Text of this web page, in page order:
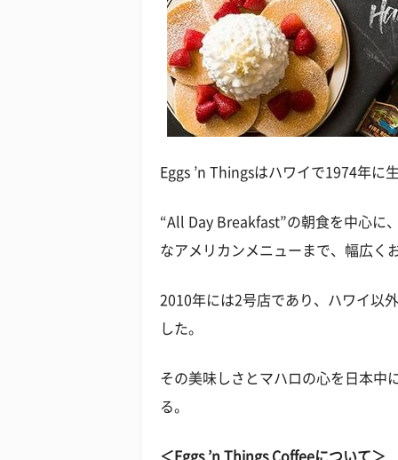
Eggs ’n Thingsはハワイで1974年に
“All Day Breakfast”の朝食を中心に
なアメリカンメニューまで、幅広く
2010年には2号店であり、ハワイ以
した。
その美味しさとマハロの心を日本中
る。
＜Eggs ’n Things Coffeeについて＞